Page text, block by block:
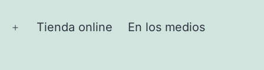
Abrir
Tienda online En los medios